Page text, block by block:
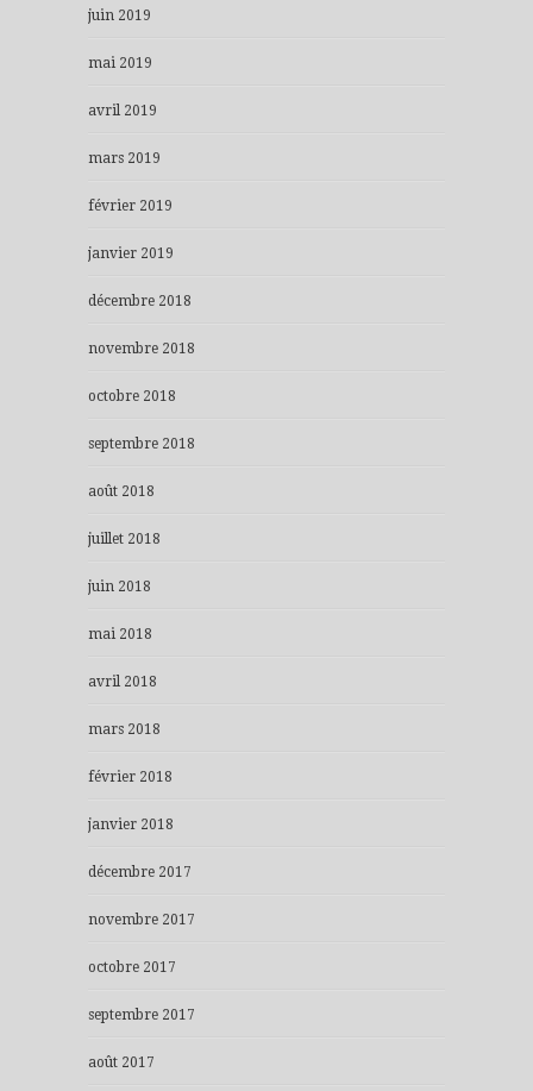
juin 2019
mai 2019
avril 2019
mars 2019
février 2019
janvier 2019
décembre 2018
novembre 2018
octobre 2018
septembre 2018
août 2018
juillet 2018
juin 2018
mai 2018
avril 2018
mars 2018
février 2018
janvier 2018
décembre 2017
novembre 2017
octobre 2017
septembre 2017
août 2017